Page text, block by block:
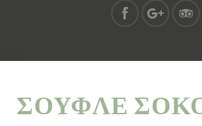
ΣΟΥΦΛΈ